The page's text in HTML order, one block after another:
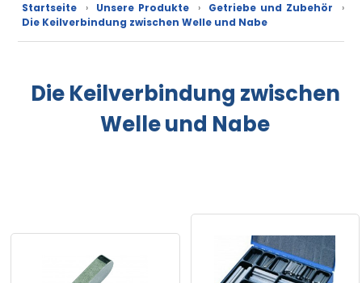
Produkte
CAD/3D
Marken
Dokumentation
Startseite › Unsere Produkte › Getriebe und Zubehör
›
Die Keilverbindung zwischen Welle und Nabe
Die Keilverbindung zwischen
Welle und Nabe